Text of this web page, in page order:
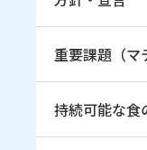
重要課題（マ
持続可能な食